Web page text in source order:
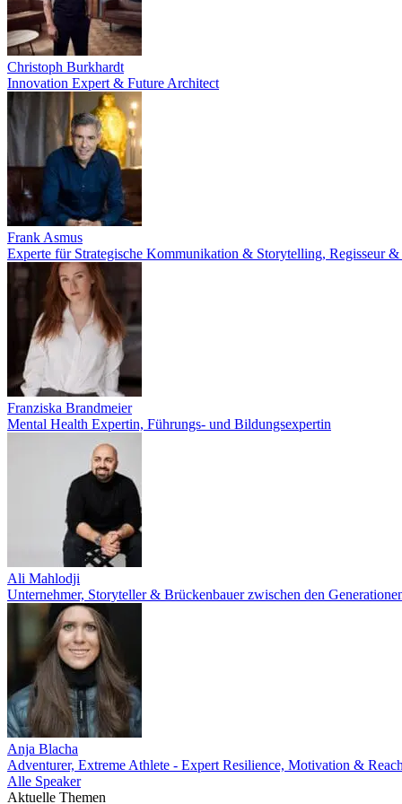
Christoph Burkhardt
Innovation Expert & Future Architect
Frank Asmus
Experte für Strategische Kommunikation & Storytelling, Regisseur
Franziska Brandmeier
Mental Health Expertin, Führungs- und Bildungsexpertin
Ali Mahlodji
Unternehmer, Storyteller & Brückenbauer zwischen den
Anja Blacha
Adventurer, Extreme Athlete - Expert Resilience, Motivation &
Alle Speaker
Aktuelle Themen